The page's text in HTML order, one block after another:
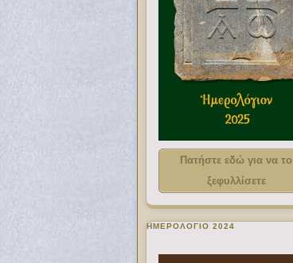
Πατήστε εδώ για να το
ξεφυλλίσετε
ΗΜΕΡΟΛΟΓΙΟ 2024